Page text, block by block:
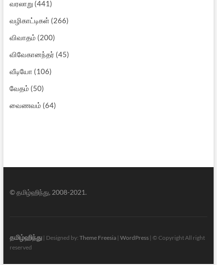
வரலாறு(441)
வழிகாட்டிகள்(266)
விவாதம் (200)
விவேகானந்தர் (45)
வீடியோ (106)
வேதம் (50)
வைணவம் (64)
© தமிழ்ஹிந்து, 2008-2021.
தமிழ்ஹிந்து| Designed by: Theme Freesia| WordPress| © Copyright All right
reserved